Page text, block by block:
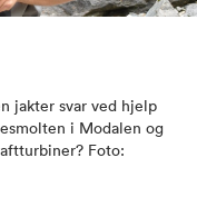
jakter svar ved hjelp
i Modalen og
Foto: